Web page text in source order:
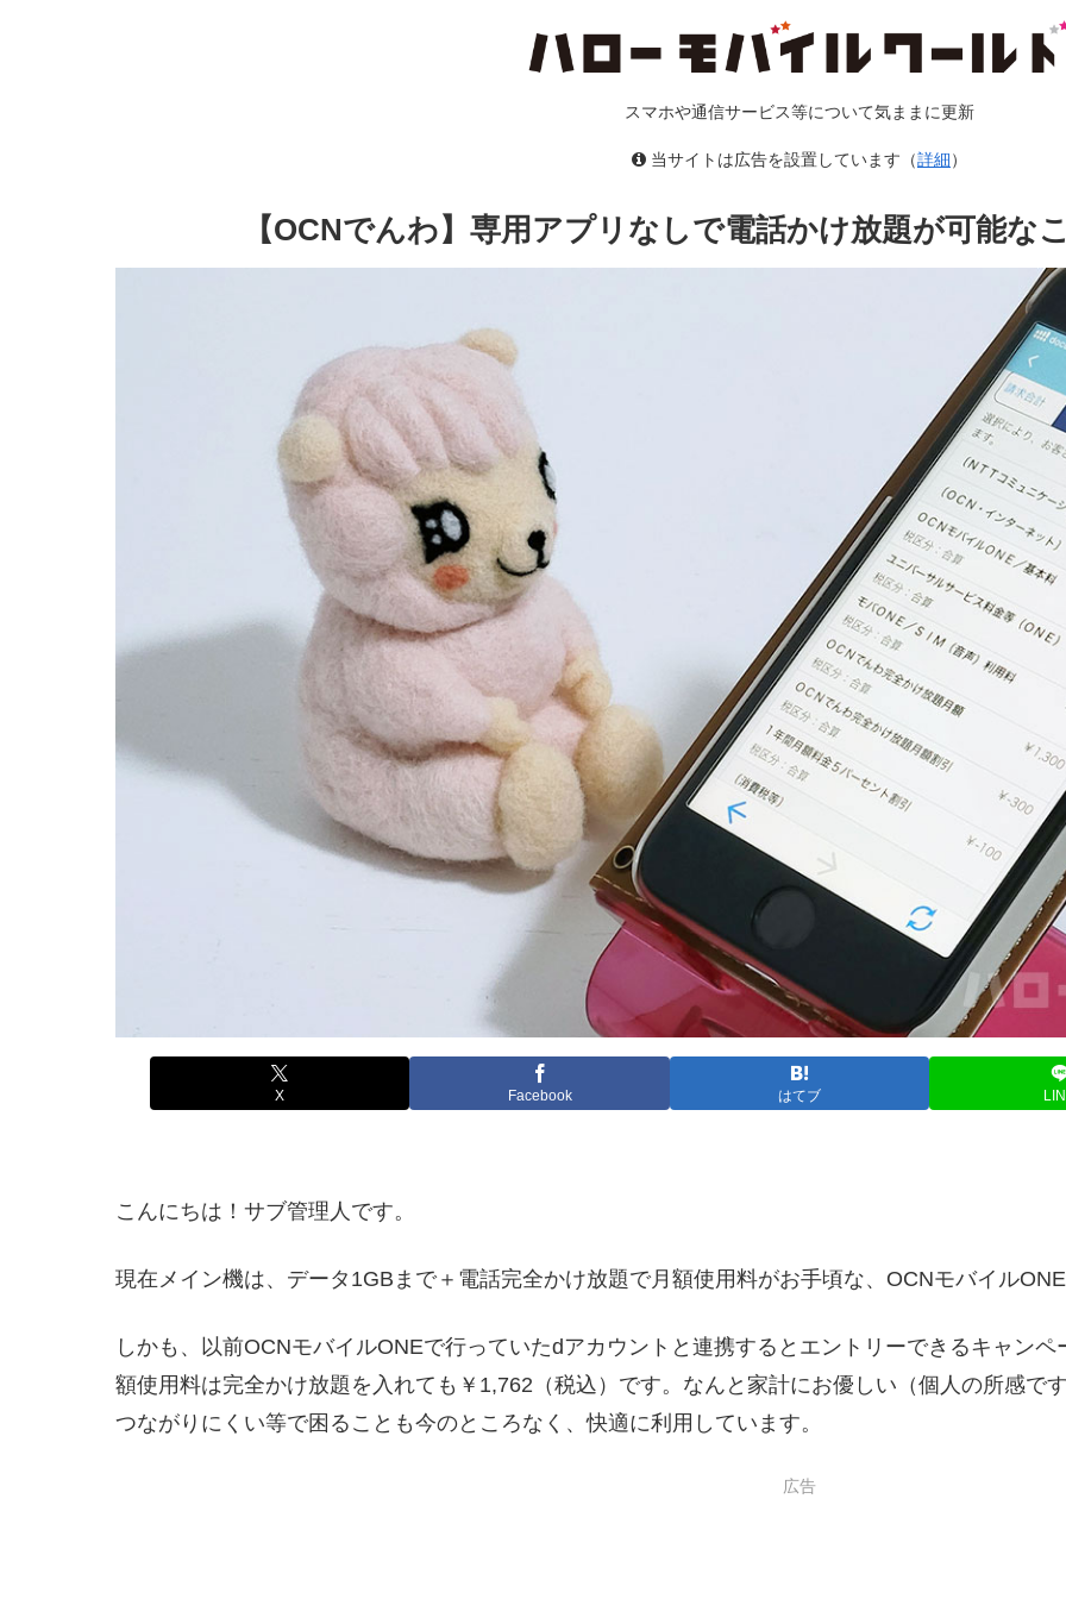
スマホや通信サービス等について気ままに更新
当サイトは広告を設置しています（詳細）
【OCNでんわ】専用アプリなしで電話かけ放題が可能な
X Facebook はてブ
こんにちは！サブ管理人です。
現在メイン機は、データ1GBまで＋電話完全かけ放題で月額使用料がお手頃な、OCNモバイル
しかも、以前OCNモバイルONEで行っていたdアカウントと連携するとエントリーできるキャン
額使用料は完全かけ放題を入れても￥1,762（税込）です。なんと家計にお優しい（個人の所感で
つながりにくい等で困ることも今のところなく、快適に利用しています。
広告